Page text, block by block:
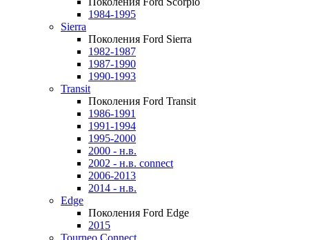
1984-1995
Sierra
Поколения Ford Sierra
1982-1987
1987-1990
1990-1993
Transit
Поколения Ford Transit
1986-1991
1991-1994
1995-2000
2000 - н.в.
2002 - н.в. connect
2006-2013
2014 - н.в.
Edge
Поколения Ford Edge
2015
Tourneo Connect